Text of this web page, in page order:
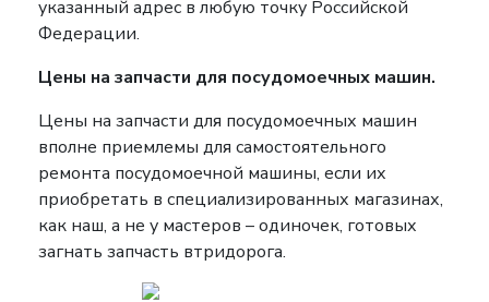
указанный адрес в любую точку Российской
Федерации.
Цены на запчасти для посудомоечных машин.
Цены на запчасти для посудомоечных машин
вполне приемлемы для самостоятельного
ремонта посудомоечной машины, если их
приобретать в специализированных магазинах,
как наш, а не у мастеров – одиночек, готовых
загнать запчасть втридорога.